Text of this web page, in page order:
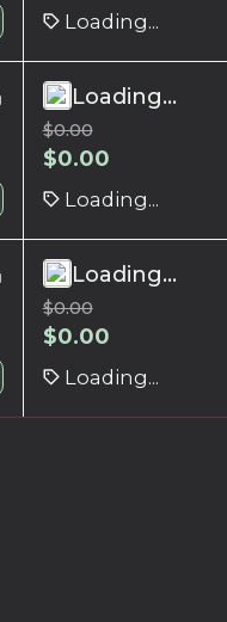
Loading...
Loading...
$0.00
$0.00
Loading...
Loading...
$0.00
$0.00
Loading...